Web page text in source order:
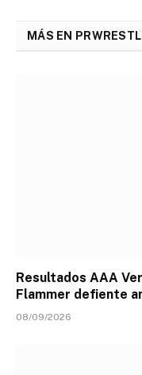
MÁS EN
Resultados AAA
Flammer defiente
08/09/2026